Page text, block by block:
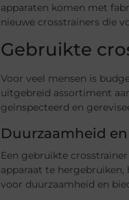
apparaten komen met
nieuwe crosstrainers die
Gebruikte
Voor veel mensen is
uitgebreid assortiment
geïnspecteerd en
Duurzaamheid
Een gebruikte
apparaat te hergebruiken,
voor duurzaamheid en